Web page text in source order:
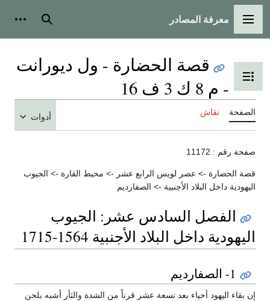
القائمة الرئيسية
معرفة المصادر بحث
تبديل عرض جدول المحتويات
قصة الحضارة - ول ديورانت
- م 8 ك 3 ف 16
الصفحة نقاش أدوات
صفحة رقم : 11172
قصة الحضارة -> عصر لويس الرابع عشر -> محيط القارة -> الجيوب
اليهودية داخل البلاد الأجنبية -> الصفارديم
الفصل السادس عشر: الجيوب
اليهودية داخل البلاد الأجنبية 1564-1715
1- الصفارديم
إن بقاء اليهود أحياء بعد تسعة عشر قرناً من الشدة والثأر أشبه بلحن